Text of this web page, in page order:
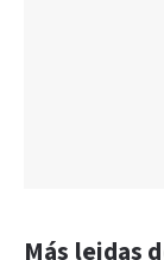
Más leidas